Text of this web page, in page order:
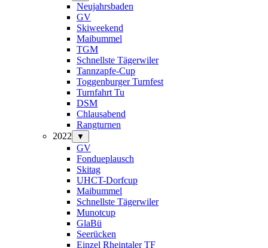
Neujahrsbaden
GV
Skiweekend
Maibummel
TGM
Schnellste Tägerwiler
Tannzapfe-Cup
Toggenburger Turnfest
Turnfahrt Tu
DSM
Chlausabend
Rangturnen
2022
▼
GV
Fondueplausch
Skitag
UHCT-Dorfcup
Maibummel
Schnellste Tägerwiler
Munotcup
GlaBü
Seerücken
Einzel Rheintaler TF